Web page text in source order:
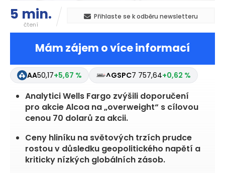
5 min.
čtení
Přihlaste se k odběru newsletteru
Mám zájem o více informací
AA50,17+5,67 % ^GSPC7 757,64+0,62 %
Analytici Wells Fargo zvýšili doporučení
pro akcie Alcoa na „overweight“ s cílovou
cenou 70 dolarů za akcii.
Ceny hliníku na světových trzích prudce
rostou v důsledku geopolitického napětí a
kriticky nízkých globálních zásob.